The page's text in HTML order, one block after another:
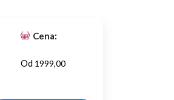
Cena:
Od 1999,00